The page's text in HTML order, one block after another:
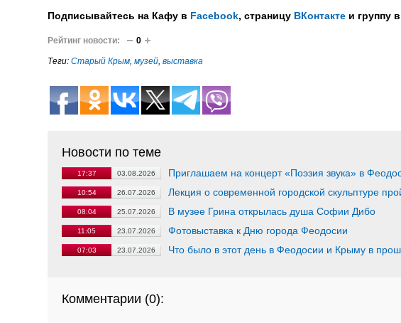
Подписывайтесь на Кафу в Facebook, страницу ВКонтакте и группу в
Рейтинг новости: 0
Теги: Старый Крым, музей, выставка
Новости по теме
17:37 03.08.2026 Приглашаем на концерт «Поэзия звука» в
10:54 26.07.2026 Лекция о современной городской скульптуре
08:04 25.07.2026 В музее Грина открылась душа Софии Дибо
11:05 23.07.2026 Фотовыставка к Дню города Феодосии
07:03 23.07.2026 Что было в этот день в Феодосии и Крыму в
Комментарии (0):